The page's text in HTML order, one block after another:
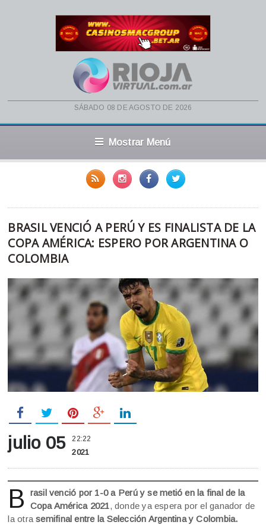
sábado 08 de agosto de 2026
Mostrar Menú
BRASIL VENCIÓ A PERÚ Y ES FINALISTA DE LA
COPA AMÉRICA: ESPERO POR ARGENTINA O
COLOMBIA
julio 05 22:22
2021
B
rasil venció por 1-0 a Perú y se metió en la final de la
Copa América 2021, donde ya espera por el ganador de
la otra semifinal entre la Selección Argentina y Colombia.